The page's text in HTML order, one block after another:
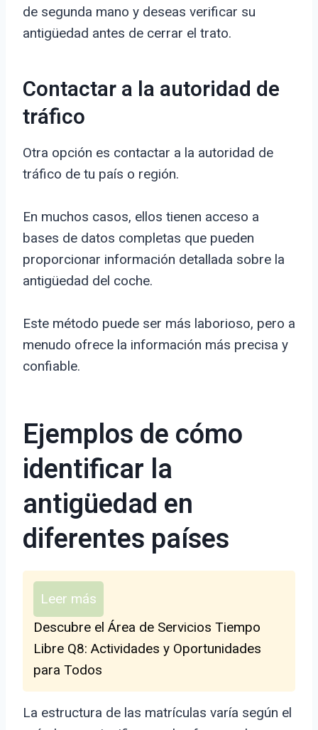
de segunda mano y deseas verificar su
antigüedad antes de cerrar el trato.
Contactar a la autoridad de
tráfico
Otra opción es contactar a la autoridad de
tráfico de tu país o región.
En muchos casos, ellos tienen acceso a
bases de datos completas que pueden
proporcionar información detallada sobre la
antigüedad del coche.
Este método puede ser más laborioso, pero a
menudo ofrece la información más precisa y
confiable.
Ejemplos de cómo
identificar la
antigüedad en
diferentes países
Leer más
Descubre el Área de Servicios Tiempo
Libre Q8: Actividades y Oportunidades
para Todos
La estructura de las matrículas varía según el